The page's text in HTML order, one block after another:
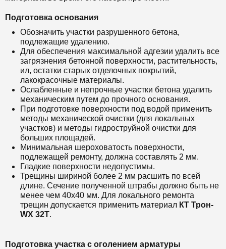
Подготовка основания
Обозначить участки разрушенного бетона,
подлежащие удалению.
Для обеспечения максимальной адгезии удалить все
загрязнения бетонной поверхности, растительность,
ил, остатки старых отделочных покрытий,
лакокрасочные материалы.
Ослабленные и непрочные участки бетона удалить
механическим путем до прочного основания.
При подготовке поверхности под водой применить
методы механической очистки (для локальных
участков) и методы гидроструйной очистки для
больших площадей.
Минимальная шероховатость поверхности,
подлежащей ремонту, должна составлять 2 мм.
Гладкие поверхности недопустимы.
Трещины шириной более 2 мм расшить по всей
длине. Сечение полученной штрабы должно быть не
менее чем 40х40 мм. Для локального ремонта
трещин допускается применить материал КТ Трон-
WX 32T.
Подготовка участка с оголением арматуры